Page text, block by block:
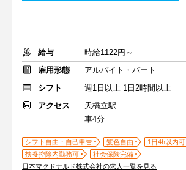
給与
時給1122円～
雇用形態
アルバイト・パート
シフト
週1日以上 1日2時間以上
アクセス
天橋立駅
車4分
シフト自由・自己申告 髪色自由
1日4h以内可
扶養控除内勤務可
社会保険完備
日本マクドナルド株式会社の求人一覧を見る